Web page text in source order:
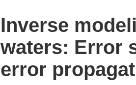
Inverse
waters: Error
error